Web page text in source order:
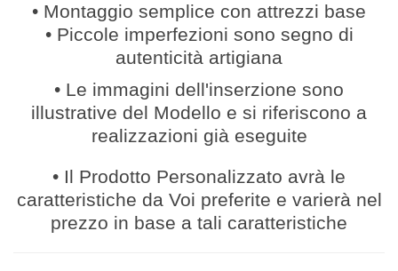
• Montaggio semplice con attrezzi base
• Piccole imperfezioni sono segno di
autenticità artigiana
• Le immagini dell'inserzione sono
illustrative del Modello e si riferiscono a
realizzazioni già eseguite
• Il Prodotto Personalizzato avrà le
caratteristiche da Voi preferite e varierà nel
prezzo in base a tali caratteristiche